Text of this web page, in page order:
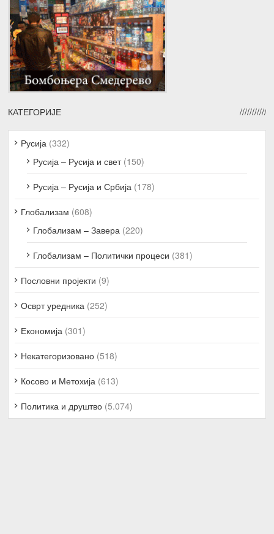
КАТЕГОРИЈЕ
Русија (332)
Русија – Русија и свет(150)
Русија – Русија и Србија (178)
Глобализам (608)
Глобализам – Завера (220)
Глобализам – Политички процеси (381)
Пословни пројекти (9)
Осврт уредника (252)
Економија (301)
Некатегоризовано (518)
Косово и Метохија (613)
Политика и друштво (5.074)